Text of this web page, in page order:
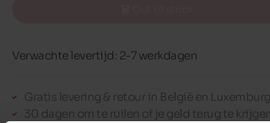
Verwachte levertijd: 2-7 werkdagen
Gratis levering & retour in België en
30 dagen om te ruilen of je geld terug te